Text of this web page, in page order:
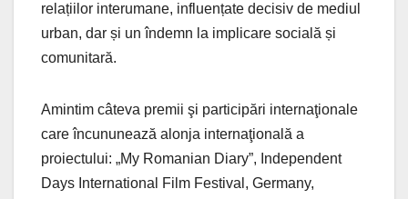
relațiilor interumane, influențate decisiv de mediul
urban, dar și un îndemn la implicare socială și
comunitară.
Amintim câteva premii şi participări internaţionale
care încununează alonja internaţională a
proiectului: „My Romanian Diary”, Independent
Days International Film Festival, Germany,